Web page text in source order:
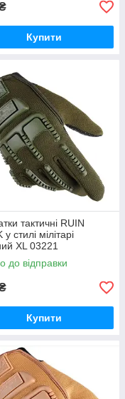
Купити
тактичні RUIN
у стилі мілітарі
XL 03221
до відправки
Купити